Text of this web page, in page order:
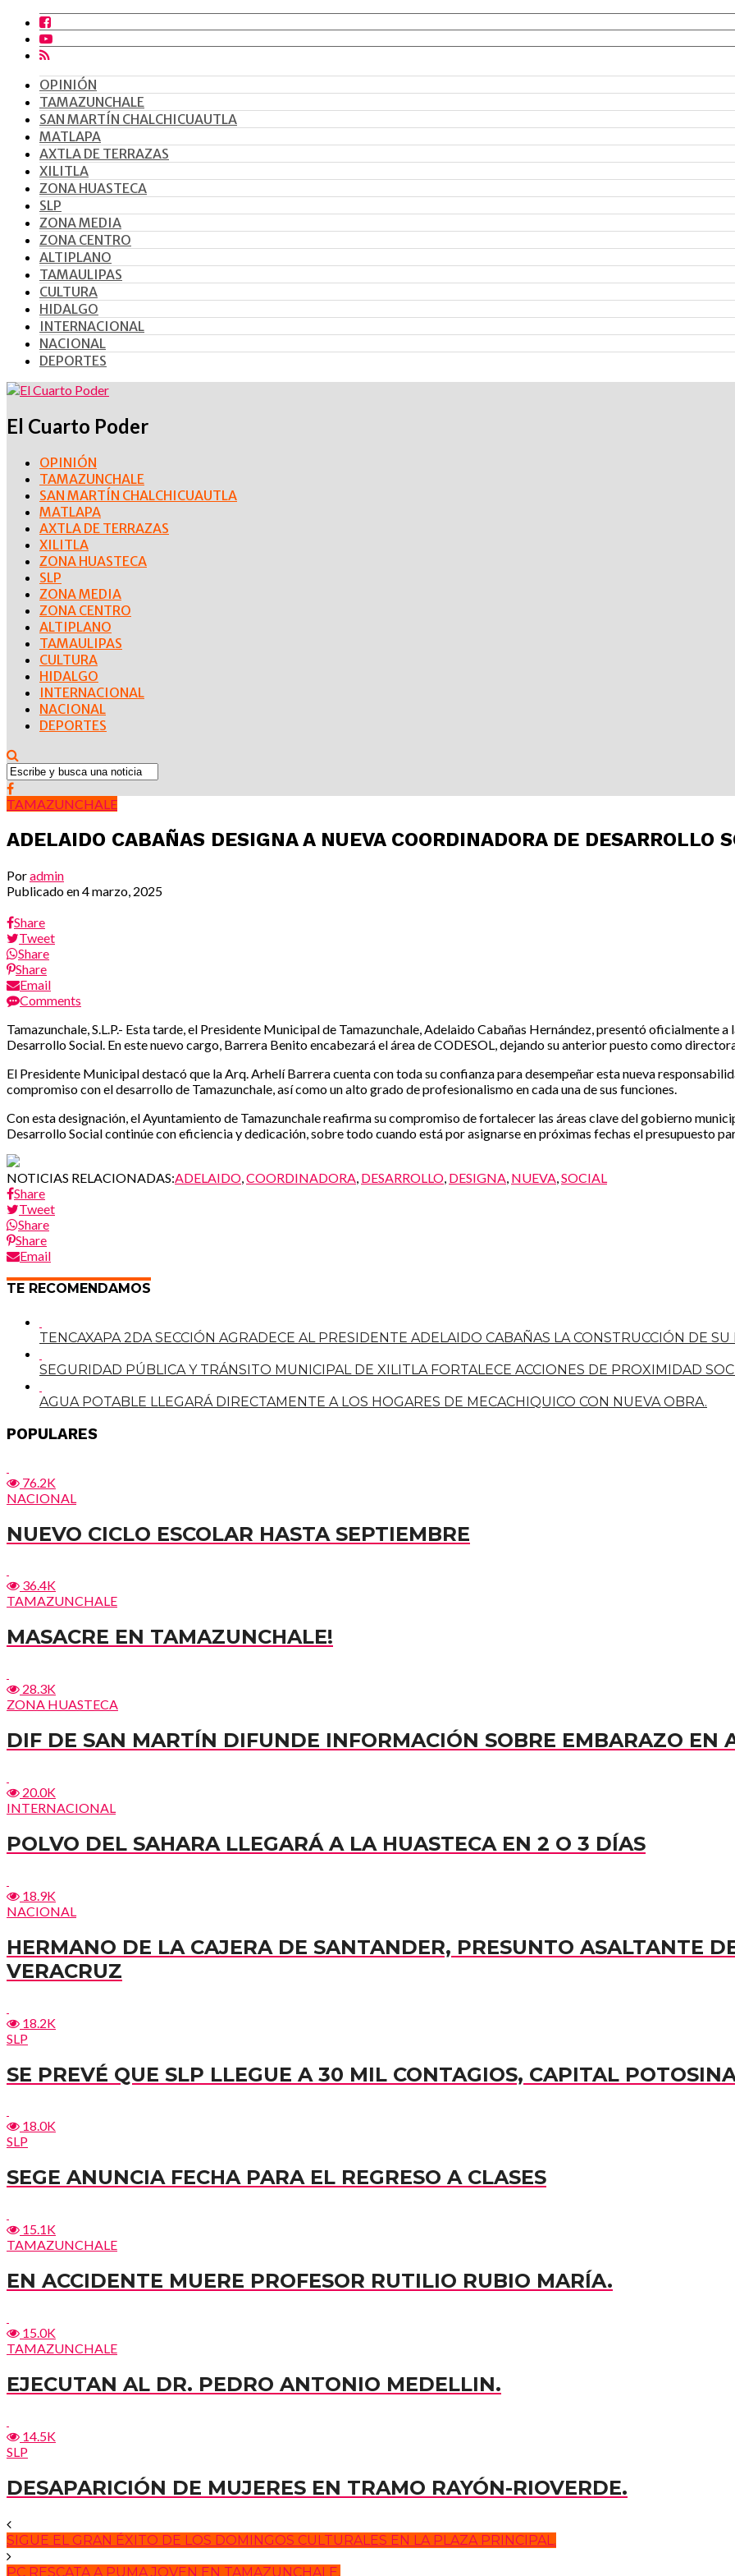
OPINIÓN
TAMAZUNCHALE
SAN MARTÍN CHALCHICUAUTLA
MATLAPA
AXTLA DE TERRAZAS
XILITLA
ZONA HUASTECA
SLP
ZONA MEDIA
ZONA CENTRO
ALTIPLANO
TAMAULIPAS
CULTURA
HIDALGO
INTERNACIONAL
NACIONAL
DEPORTES
El Cuarto Poder
OPINIÓN
TAMAZUNCHALE
SAN MARTÍN CHALCHICUAUTLA
MATLAPA
AXTLA DE TERRAZAS
XILITLA
ZONA HUASTECA
SLP
ZONA MEDIA
ZONA CENTRO
ALTIPLANO
TAMAULIPAS
CULTURA
HIDALGO
INTERNACIONAL
NACIONAL
DEPORTES
TAMAZUNCHALE
ADELAIDO CABAÑAS DESIGNA A NUEVA COORDINADORA DE DESARROLLO
Poradmin
Publicado en4 marzo, 2025
Share
Tweet
Share
Share
Email
Comments
Tamazunchale, S.L.P.- Esta tarde, el Presidente Municipal de Tamazunchale, Adelaido Cabañas Hernández, presentó
Desarrollo Social. En este nuevo cargo, Barrera Benito encabezará el área de CODESOL, dejando su anterior puesto como
El Presidente Municipal destacó que la Arq. Arhelí Barrera cuenta con toda su confianza para desempeñar esta nueva
compromiso con el desarrollo de Tamazunchale, así como un alto grado de profesionalismo en cada una de sus funciones.
Con esta designación, el Ayuntamiento de Tamazunchale reafirma su compromiso de fortalecer las áreas clave del gobierno
Desarrollo Social continúe con eficiencia y dedicación, sobre todo cuando está por asignarse en próximas fechas el presupuesto
NOTICIAS RELACIONADAS:ADELAIDO COORDINADORA DESARROLLO DESIGNA NUEVA SOCIAL
Share
Tweet
Share
Share
Email
TE RECOMENDAMOS
TENCAXAPA 2DA SECCIÓN AGRADECE AL PRESIDENTE ADELAIDO CABAÑAS LA CONSTRUCCIÓN DE
SEGURIDAD PÚBLICA Y TRÁNSITO MUNICIPAL DE XILITLA FORTALECE ACCIONES DE PROXIMIDAD
AGUA POTABLE LLEGARÁ DIRECTAMENTE A LOS HOGARES DE MECACHIQUICO CON NUEVA OBRA.
POPULARES
76.2K
NACIONAL
NUEVO CICLO ESCOLAR HASTA SEPTIEMBRE
36.4K
TAMAZUNCHALE
MASACRE EN TAMAZUNCHALE!
28.3K
ZONA HUASTECA
DIF DE SAN MARTÍN DIFUNDE INFORMACIÓN SOBRE EMBARAZO EN
20.0K
INTERNACIONAL
POLVO DEL SAHARA LLEGARÁ A LA HUASTECA EN 2 O 3 DÍAS
18.9K
NACIONAL
HERMANO DE LA CAJERA DE SANTANDER, PRESUNTO ASALTANTE
VERACRUZ
18.2K
SLP
SE PREVÉ QUE SLP LLEGUE A 30 MIL CONTAGIOS, CAPITAL
18.0K
SLP
SEGE ANUNCIA FECHA PARA EL REGRESO A CLASES
15.1K
TAMAZUNCHALE
EN ACCIDENTE MUERE PROFESOR RUTILIO RUBIO MARÍA.
15.0K
TAMAZUNCHALE
EJECUTAN AL DR. PEDRO ANTONIO MEDELLIN.
14.5K
SLP
DESAPARICIÓN DE MUJERES EN TRAMO RAYÓN-RIOVERDE.
SIGUE EL GRAN ÉXITO DE LOS DOMINGOS CULTURALES EN LA PLAZA PRINCIPAL.
PC RESCATA A PUMA JOVEN EN TAMAZUNCHALE.